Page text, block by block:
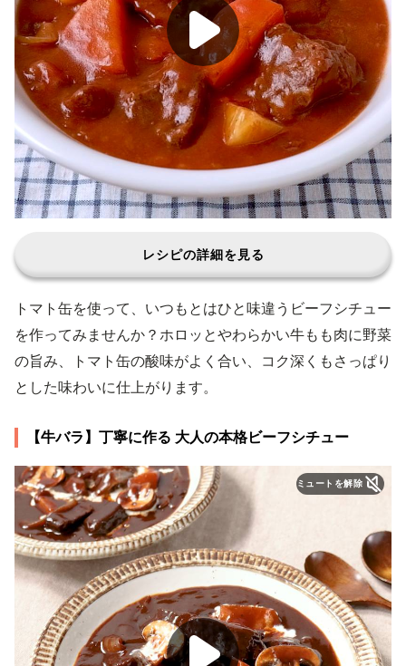
レシピの詳細を見る
トマト缶を使って、いつもとはひと味違うビーフシチュー
を作ってみませんか？ホロッとやわらかい牛もも肉に野菜
の旨み、トマト缶の酸味がよく合い、コク深くもさっぱり
とした味わいに仕上がります。
【牛バラ】丁寧に作る 大人の本格ビーフシチュー
ミュートを解除